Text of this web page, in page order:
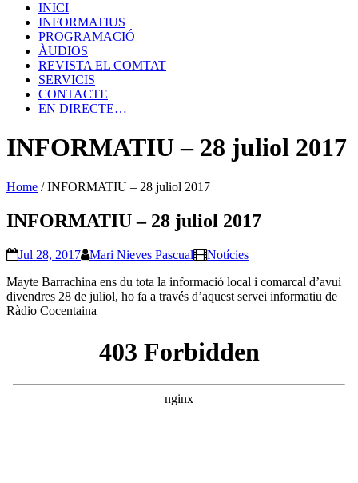
INICI
INFORMATIUS
PROGRAMACIÓ
ÀUDIOS
REVISTA EL COMTAT
SERVICIS
CONTACTE
EN DIRECTE…
INFORMATIU – 28 juliol 2017
Home /INFORMATIU – 28 juliol 2017
INFORMATIU – 28 juliol 2017
Jul 28, 2017 Mari Nieves Pascual
Notícies
Mayte Barrachina ens du tota la informació local i comarcal d’avui
divendres 28 de juliol, ho fa a través d’aquest servei informatiu de
Ràdio Cocentaina